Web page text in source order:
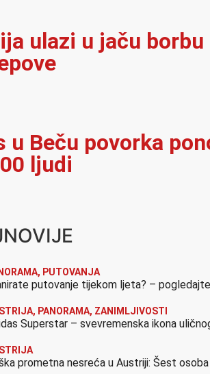
ulazi u jaču
u Beču povorka
ljudi
, PUTOVANJA
putovanje tijekom ljeta? –
, PANORAMA, ZANIMLJIVOSTI
Superstar – svevremenska ikona
prometna nesreća u Austriji: Šest